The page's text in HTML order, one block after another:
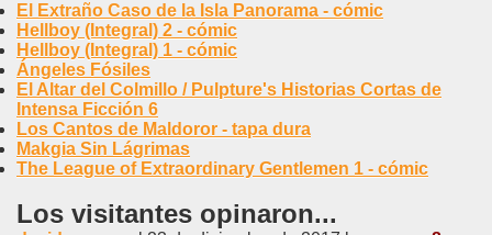
El Extraño Caso de la Isla Panorama - cómic
Hellboy (Integral) 2 - cómic
Hellboy (Integral) 1 - cómic
Ángeles Fósiles
El Altar del Colmillo / Pulpture's Historias Cortas de
Intensa Ficción 6
Los Cantos de Maldoror - tapa dura
Makgia Sin Lágrimas
The League of Extraordinary Gentlemen 1 - cómic
Los visitantes opinaron...